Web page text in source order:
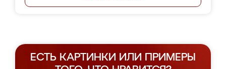
ЕСТЬ КАРТИНКИ ИЛИ ПРИМЕРЫ